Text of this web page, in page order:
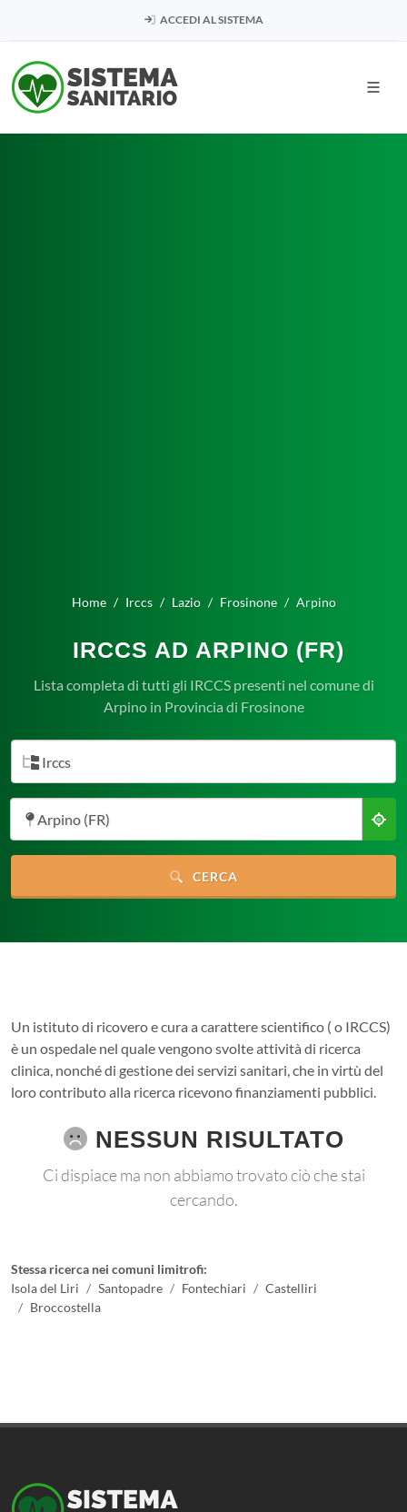
ACCEDI AL SISTEMA
Home Irccs Lazio Frosinone Arpino
IRCCS AD ARPINO (FR)
Lista completa di tutti gli IRCCS presenti nel comune di
Arpino in Provincia di Frosinone
Irccs
Arpino (FR)
CERCA
Un istituto di ricovero e cura a carattere scientifico ( o IRCCS)
è un ospedale nel quale vengono svolte attività di ricerca
clinica, nonché di gestione dei servizi sanitari, che in virtù del
loro contributo alla ricerca ricevono finanziamenti pubblici.
NESSUN RISULTATO
Ci dispiace ma non abbiamo trovato ciò che stai
cercando.
Stessa ricerca nei comuni limitrofi:
Isola del Liri
Santopadre Fontechiari
Castelliri
Broccostella